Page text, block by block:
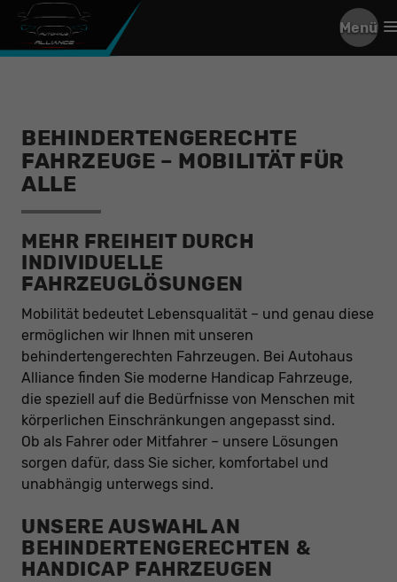
Menü
BEHINDERTENGERECHTE
FAHRZEUGE – MOBILITÄT FÜR
ALLE
MEHR FREIHEIT DURCH
INDIVIDUELLE
FAHRZEUGLÖSUNGEN
Mobilität bedeutet Lebensqualität – und genau diese
ermöglichen wir Ihnen mit unseren
behindertengerechten Fahrzeugen. Bei Autohaus
Alliance finden Sie moderne Handicap Fahrzeuge,
die speziell auf die Bedürfnisse von Menschen mit
körperlichen Einschränkungen angepasst sind.
Ob als Fahrer oder Mitfahrer – unsere Lösungen
sorgen dafür, dass Sie sicher, komfortabel und
unabhängig unterwegs sind.
UNSERE AUSWAHL AN
BEHINDERTENGERECHTEN &
HANDICAP FAHRZEUGEN